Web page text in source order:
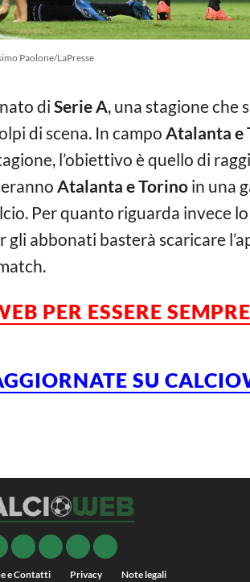
Paolone/LaPresse
diSerie A, una stagione che
di scena. In campo Atalanta e
l’obiettivo è quello di
Atalanta e Torino in una
Per quanto riguarda invece
gli abbonati basterà scaricare
PER ESSERE
SU
e Contatti Privacy Note legali